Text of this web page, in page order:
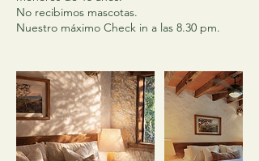
No recibimos mascotas.
Nuestro máximo Check in a las 8.30 pm.